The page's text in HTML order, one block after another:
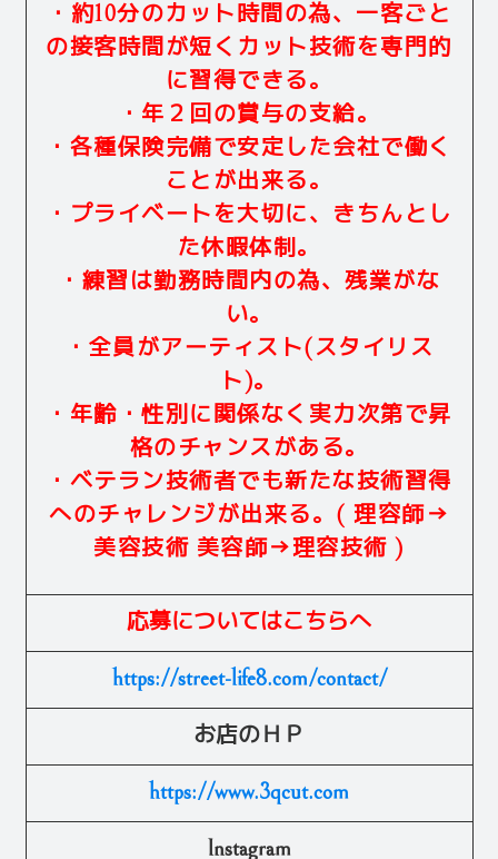
・約10分のカット時間の為、一客ごと
の接客時間が短くカット技術を専門的
に習得できる。
・年２回の賞与の支給。
・各種保険完備で安定した会社で働く
ことが出来る。
・プライベートを大切に、きちんとし
た休暇体制。
・練習は勤務時間内の為、残業がな
い。
・全員がアーティスト(スタイリス
ト)。
・年齢・性別に関係なく実力次第で昇
格のチャンスがある。
・ベテラン技術者でも新たな技術習得
へのチャレンジが出来る。( 理容師→
美容技術 美容師→理容技術 )
応募についてはこちらへ
https://street-life8.com/contact/
お店のＨＰ
https://www.3qcut.com
Instagram